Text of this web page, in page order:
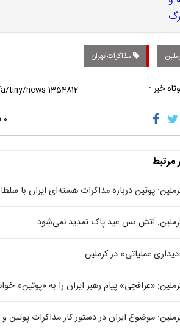
مذاکرات تهران
خبر :
۰
مرتبط
پوتین درباره مذاکرات هسته‌ای ایران با
آتش بس عید پاک تمدید نمی‌شود
عملیاتی» در کرملین
«عراقچی» پیام رهبر ایران را به «پوتین»
موضوع ایران در دستور کار مذاکرات پوتین و